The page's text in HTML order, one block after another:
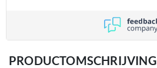
PRODUCTOMSCHRIJVING